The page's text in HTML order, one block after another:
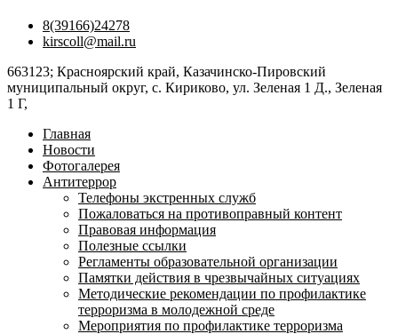
8(39166)24278
kirscoll@mail.ru
663123; Красноярский край, Казачинско-Пировский
муниципальный округ, с. Кириково, ул. Зеленая 1 Д., Зеленая
1 Г,
Главная
Новости
Фотогалерея
Антитеррор
Телефоны экстренных служб
Пожаловаться на противоправный контент
Правовая информация
Полезные ссылки
Регламенты образовательной организации
Памятки действия в чрезвычайных ситуациях
Методические рекомендации по профилактике
терроризма в молодежной среде
Мероприятия по профилактике терроризма